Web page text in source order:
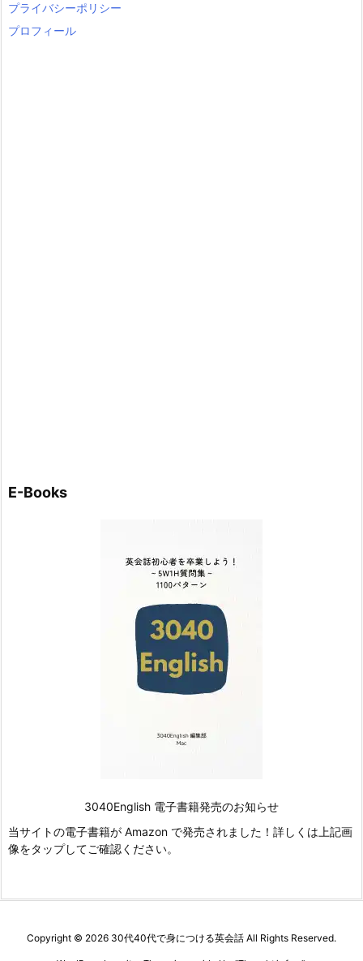
プライバシーポリシー
プロフィール
E-Books
3040English 電子書籍発売のお知らせ
当サイトの電子書籍が Amazon で発売されました！詳しくは上記画
像をタップしてご確認ください。
Copyright © 2026 30代40代で身につける英会話 All Rights Reserved.